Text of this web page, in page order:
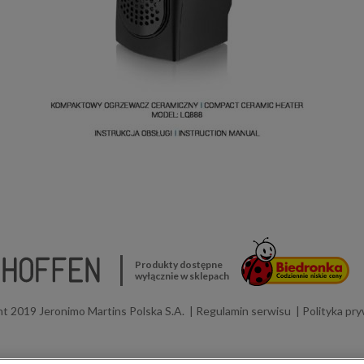
Produkty dostępne
wyłącznie w sklepach
2019 Jeronimo Martins Polska S.A. Regulamin serwisu Polityka